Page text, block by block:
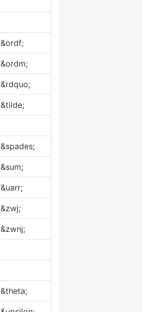
&ordf;
&ordm;
&rdquo;
&tilde;
&spades;
&sum;
&uarr;
&zwj;
&zwnj;
&theta;